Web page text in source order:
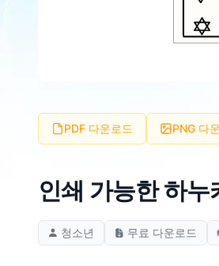
PDF 다운로드 PNG 다
인쇄 가능한 하
청소년 무료 다운로드